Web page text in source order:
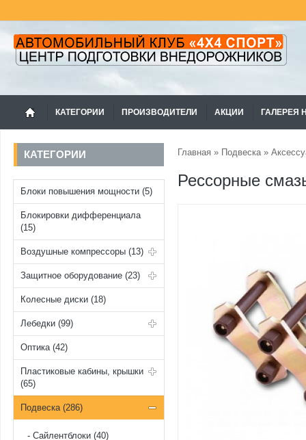
КАТЕГОРИИ ПРОИЗВОДИТЕЛИ АКЦИИ ГАЛЕРЕЯ
КАТЕГОРИИ
Блоки повышения мощности (5)
Блокировки дифференциала
(15)
Воздушные компрессоры (13)
Защитное оборудование (23)
Колесные диски (18)
Лебедки (99)
Оптика (42)
Пластиковые кабины, крышки
(65)
Подвеска (286)
Cайлентблоки (40)
Главная » Подвеска»
Рессорные